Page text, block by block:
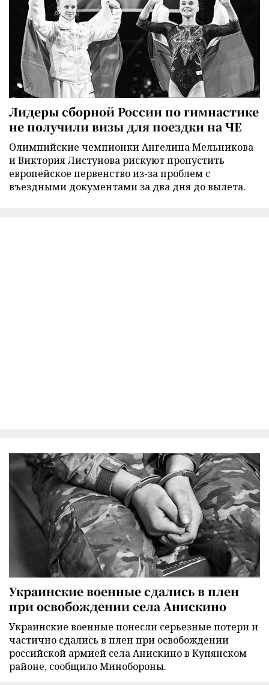
Лидеры сборной России по гимнастике
не получили визы для поездки на ЧЕ
Олимпийские чемпионки Ангелина Мельникова
и Виктория Листунова рискуют пропустить
европейское первенство из-за проблем с
въездными документами за два дня до вылета.
Украинские военные сдались в плен
при освобождении села Анискино
Украинские военные понесли серьезные потери и
частично сдались в плен при освобождении
российской армией села Анискино в Купянском
районе, сообщило Минобороны.